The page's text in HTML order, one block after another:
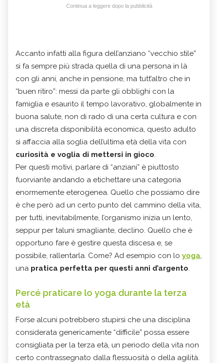
Continua a leggere dopo la pubblicità
Accanto infatti alla figura dell’anziano “vecchio stile”
si fa sempre più strada quella di una persona in là
con gli anni, anche in pensione, ma tutt’altro che in
“buen ritiro”: messi da parte gli obblighi con la
famiglia e esaurito il tempo lavorativo, globalmente in
buona salute, non di rado di una certa cultura e con
una discreta disponibilità economica, questo adulto
si affaccia alla soglia dell’ultima età della vita con
curiosità e voglia di mettersi in gioco.
Per questi motivi, parlare di “anziani” è piuttosto
fuorviante andando a etichettare una categoria
enormemente eterogenea. Quello che possiamo dire
è che però ad un certo punto del cammino della vita,
per tutti, inevitabilmente, l’organismo inizia un lento,
seppur per taluni smagliante, declino. Quello che è
opportuno fare è gestire questa discesa e, se
possibile, rallentarla. Come? Ad esempio con lo yoga,
una pratica perfetta per questi anni d’argento.
Percé praticare lo yoga durante la terza
età
Forse alcuni potrebbero stupirsi che una disciplina
considerata genericamente “difficile” possa essere
consigliata per la terza età, un periodo della vita non
certo contrassegnato dalla flessuosità o della agilità.